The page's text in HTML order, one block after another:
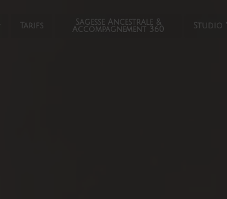
Tarifs
Sagesse Ancestrale &
Accompagnement 360
Studio